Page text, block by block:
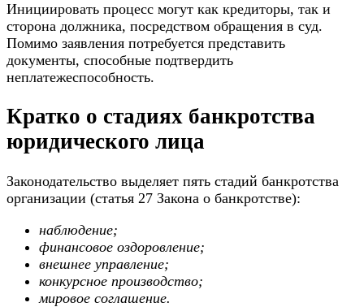
Инициировать процесс могут как кредиторы, так и
сторона должника, посредством обращения в суд.
Помимо заявления потребуется представить
документы, способные подтвердить
неплатежеспособность.
Кратко о стадиях банкротства
юридического лица
Законодательство выделяет пять стадий банкротства
организации (статья 27 Закона о банкротстве):
наблюдение;
финансовое оздоровление;
внешнее управление;
конкурсное производство;
мировое соглашение.